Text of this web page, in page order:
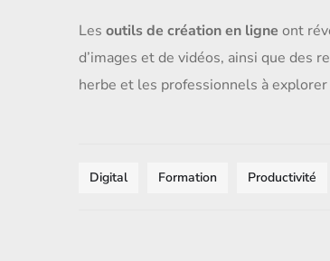
Les outils de création en ligne ont
d’images et de vidéos, ainsi que des
herbe et les professionnels à
Digital Formation Productivité